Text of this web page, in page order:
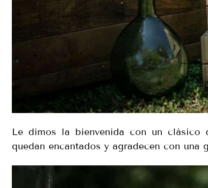
Le dimos la bienvenida con un
quedan encantados y agradecen con una